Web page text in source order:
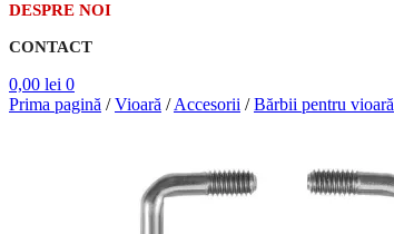
DESPRE NOI
CONTACT
0,00 lei 0
Prima pagină /Vioară /Accesorii /Bărbii pentru vioară